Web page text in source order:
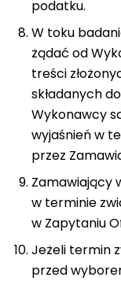
podatku.
W toku
żądać od
treści
składanych
Wykonawcy
wyjaśnień w
przez
Zamawiający
w terminie
w Zapytaniu
Jeżeli termin
przed